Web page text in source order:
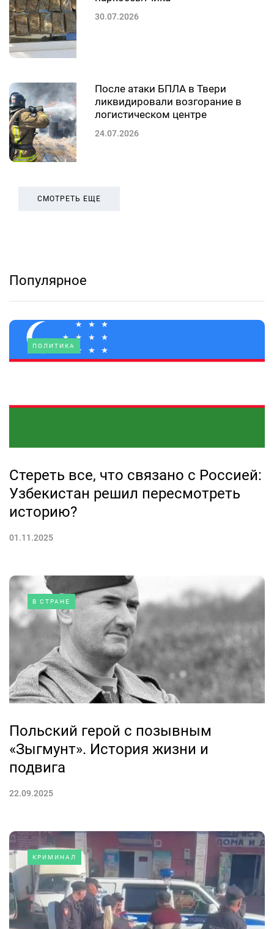
30.07.2026
После атаки БПЛА в Твери
ликвидировали возгорание в
логистическом центре
24.07.2026
СМОТРЕТЬ ЕЩЕ
Популярное
ПОЛИТИКА
Стереть все, что связано с Россией:
Узбекистан решил пересмотреть
историю?
01.11.2025
В СТРАНЕ
Польский герой с позывным
«Зыгмунт». История жизни и
подвига
22.09.2025
КРИМИНАЛ